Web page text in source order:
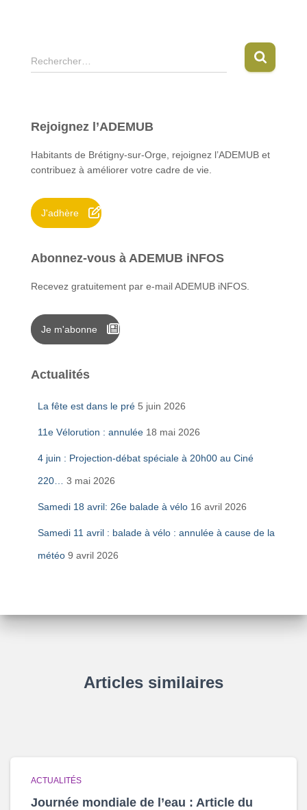
R
e
r
h
e
:
Rechercher…
Rejoignez l’ADEMUB
Habitants de Brétigny-sur-Orge, rejoignez l’ADEMUB et
contribuez à améliorer votre cadre de vie.
J'adhère
Abonnez-vous à ADEMUB iNFOS
Recevez gratuitement par e-mail ADEMUB iNFOS.
Je m'abonne
Actualités
La fête est dans le pré 5 juin 2026
11e Vélorution : annulée 18 mai 2026
4 juin : Projection-débat spéciale à 20h00 au Ciné
220… 3 mai 2026
Samedi 18 avril: 26e balade à vélo 16 avril 2026
Samedi 11 avril : balade à vélo : annulée à cause de la
météo 9 avril 2026
Articles similaires
ACTUALITÉS
Journée mondiale de l’eau : Article du